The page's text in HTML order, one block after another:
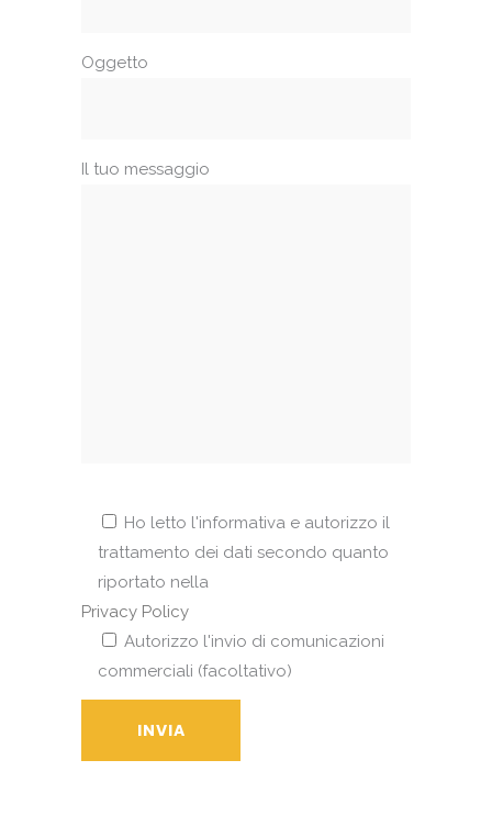
Oggetto
Il tuo messaggio
Ho letto l'informativa e autorizzo il
trattamento dei dati secondo quanto
riportato nella
Privacy Policy
Autorizzo l'invio di comunicazioni
commerciali (facoltativo)